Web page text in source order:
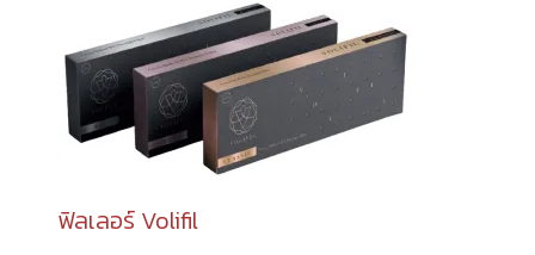
ฟิลเลอร์ Volifil